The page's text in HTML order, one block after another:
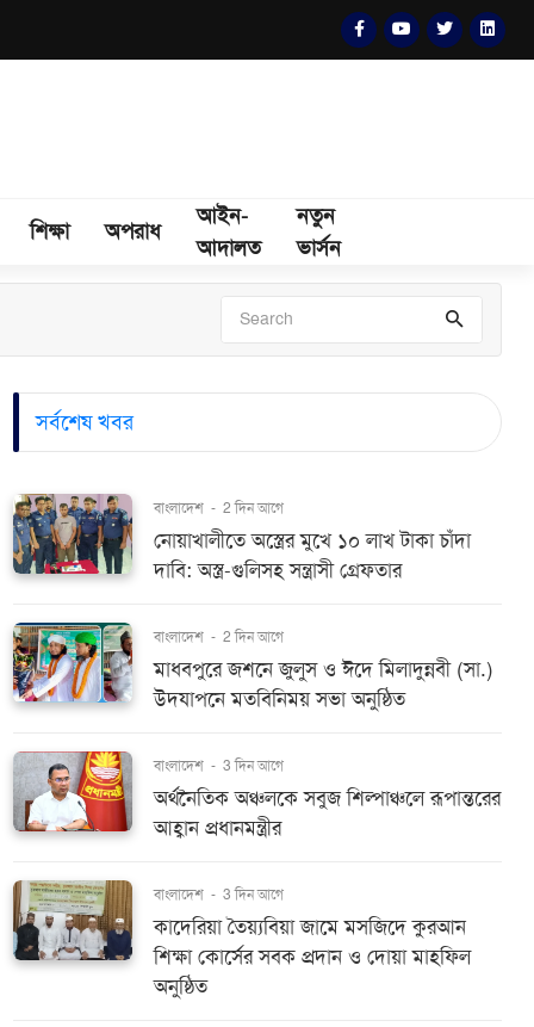
শিক্ষা অপরাধ
আইন-
আদালত
নতুন
ভার্সন
সর্বশেষ খবর
বাংলাদেশ - 2 দিন আগে
নোয়াখালীতে অস্ত্রের মুখে ১০ লাখ টাকা চাঁদা
দাবি: অস্ত্র-গুলিসহ সন্ত্রাসী গ্রেফতার
বাংলাদেশ - 2 দিন আগে
মাধবপুরে জশনে জুলুস ও ঈদে মিলাদুন্নবী (সা.)
উদযাপনে মতবিনিময় সভা অনুষ্ঠিত
বাংলাদেশ - 3 দিন আগে
অর্থনৈতিক অঞ্চলকে সবুজ শিল্পাঞ্চলে রূপান্তরের
আহ্বান প্রধানমন্ত্রীর
বাংলাদেশ - 3 দিন আগে
কাদেরিয়া তৈয়্যবিয়া জামে মসজিদে কুরআন
শিক্ষা কোর্সের সবক প্রদান ও দোয়া মাহফিল
অনুষ্ঠিত